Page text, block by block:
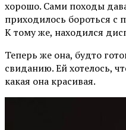
хорошо. Сами походы
приходилось бороться с
К тому же, находился
Теперь же она, будто
свиданию. Ей хотелось,
какая она красивая.